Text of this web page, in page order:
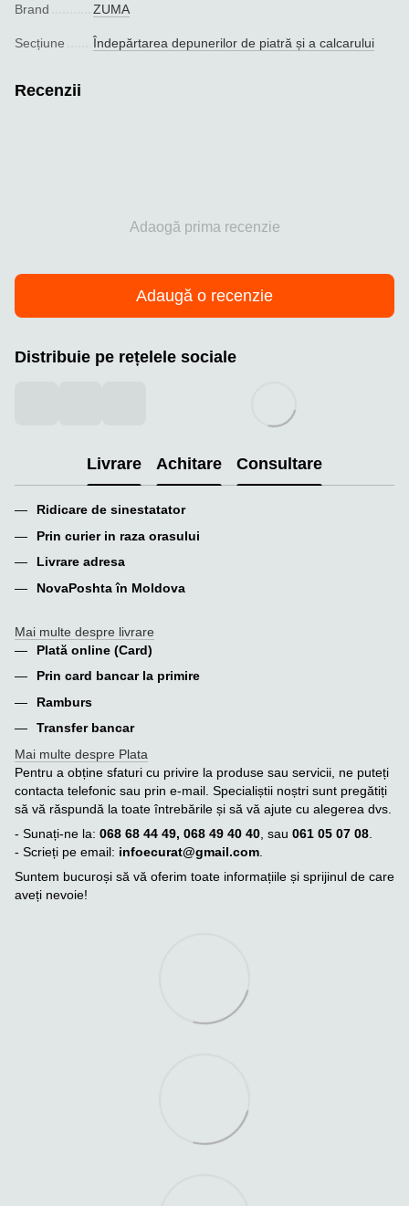
Brand ZUMA
Seсțiune Îndepărtarea depunerilor de piatră și a calcarului
Recenzii
Adaogă prima recenzie
Adaugă o recenzie
Distribuie pe rețelele sociale
Livrare Achitare Consultare
Ridicare de sinestatator
Prin curier in raza orasului
Livrare adresa
NovaPoshta în Moldova
Mai multe despre livrare
Plată online (Card)
Prin card bancar la primire
Ramburs
Transfer bancar
Mai multe despre Plata
Pentru a obține sfaturi cu privire la produse sau servicii, ne puteți
contacta telefonic sau prin e-mail. Specialiștii noștri sunt pregătiți
să vă răspundă la toate întrebările și să vă ajute cu alegerea dvs.
- Sunați-ne la: 068 68 44 49, 068 49 40 40 , sau 061 05 07 08
- Scrieți pe email: infoecurat@gmail.com
Suntem bucuroși să vă oferim toate informațiile și sprijinul de care
aveți nevoie!